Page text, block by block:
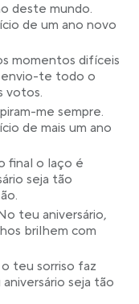
deste mundo.
de um ano novo
momentos difíceis
envio-te todo o
votos.
me sempre.
de mais um ano
final o laço é
seja tão
teu aniversário,
brilhem com
teu sorriso faz
seja tão